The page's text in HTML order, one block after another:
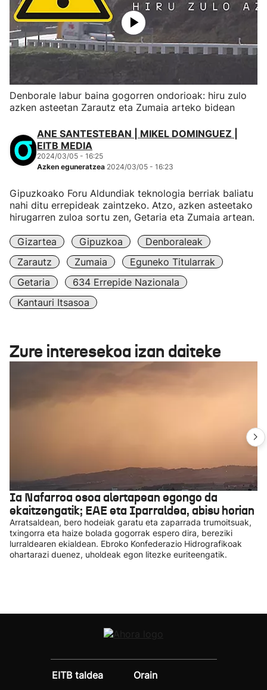
Denborale labur baina gogorren ondorioak: hiru zulo
azken asteetan Zarautz eta Zumaia arteko bidean
ANE SANTESTEBAN | MIKEL DOMINGUEZ |
EITB MEDIA
2024/03/05 - 16:25
Azken eguneratzea 2024/03/05 - 16:23
Gipuzkoako Foru Aldundiak teknologia berriak baliatu
nahi ditu errepideak zaintzeko. Atzo, azken asteetako
hirugarren zuloa sortu zen, Getaria eta Zumaia artean.
Gizartea Gipuzkoa
Denboraleak
Zarautz
Zumaia
Eguneko Titularrak
Getaria
634 Errepide Nazionala
Kantauri Itsasoa
Zure interesekoa izan daiteke
Ia Nafarroa osoa alertapean egongo da
ekaitzengatik; EAE eta Iparraldea, abisu horian
Arratsaldean, bero hodeiak garatu eta zaparrada trumoitsuak,
txingorra eta haize bolada gogorrak espero dira, bereziki
lurraldearen ekialdean. Ebroko Konfederazio Hidrografikoak
ohartarazi duenez, uholdeak egon litezke euriteengatik.
EITB taldea
Orain